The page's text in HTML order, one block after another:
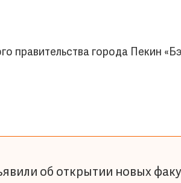
правительства города Пекин
об открытии новых